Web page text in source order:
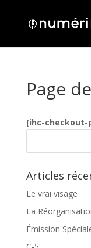
Page
[ihc-checkout-
Articles
Le vrai visage
La
Émission